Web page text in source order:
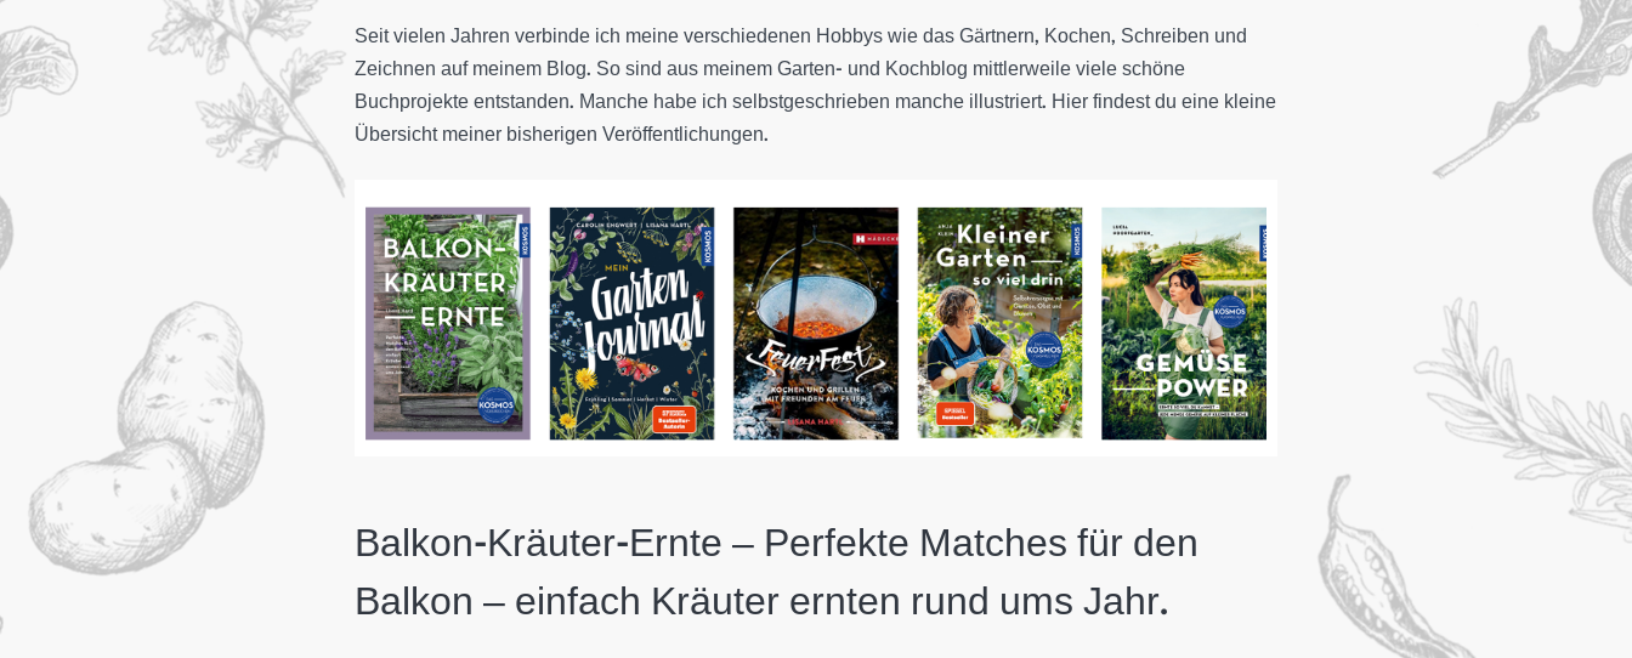
Seit vielen Jahren verbinde ich meine verschiedenen Hobbys wie das Gärtnern, Kochen, Schreiben und
Zeichnen auf meinem Blog. So sind aus meinem Garten- und Kochblog mittlerweile viele schöne
Buchprojekte entstanden. Manche habe ich selbstgeschrieben manche illustriert. Hier findest du eine kleine
Übersicht meiner bisherigen Veröffentlichungen.
Balkon-Kräuter-Ernte – Perfekte Matches für den
Balkon – einfach Kräuter ernten rund ums Jahr.